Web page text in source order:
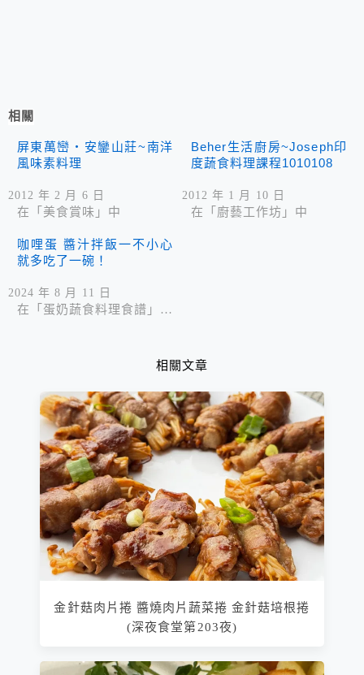
相關
屏東萬巒‧安鑾山莊~南洋
風味素料理
2012 年 2 月 6 日
在「美食賞味」中
Beher生活廚房~Joseph印
度蔬食料理課程1010108
2012 年 1 月 10 日
在「廚藝工作坊」中
咖哩蛋 醬汁拌飯一不小心
就多吃了一碗！
2024 年 8 月 11 日
在「蛋奶蔬食料理食譜」中
相關文章
金針菇肉片捲 醬燒肉片蔬菜捲 金針菇培根捲
(深夜食堂第203夜)